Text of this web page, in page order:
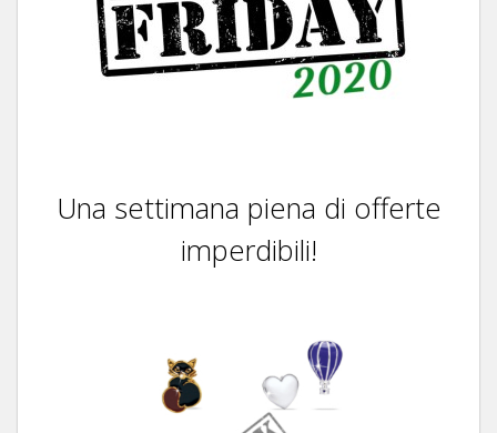
Una settimana piena di offerte
imperdibili!